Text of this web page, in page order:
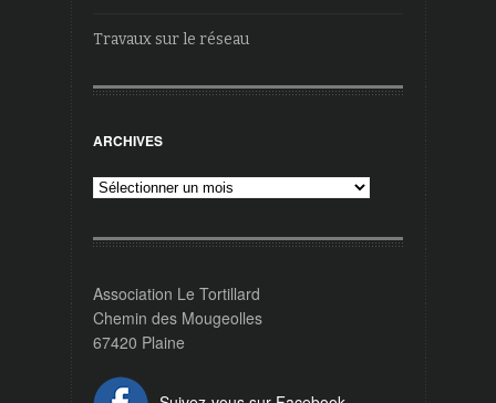
Travaux sur le réseau
ARCHIVES
Archives
Association Le Tortillard
Chemin des Mougeolles
67420 Plaine